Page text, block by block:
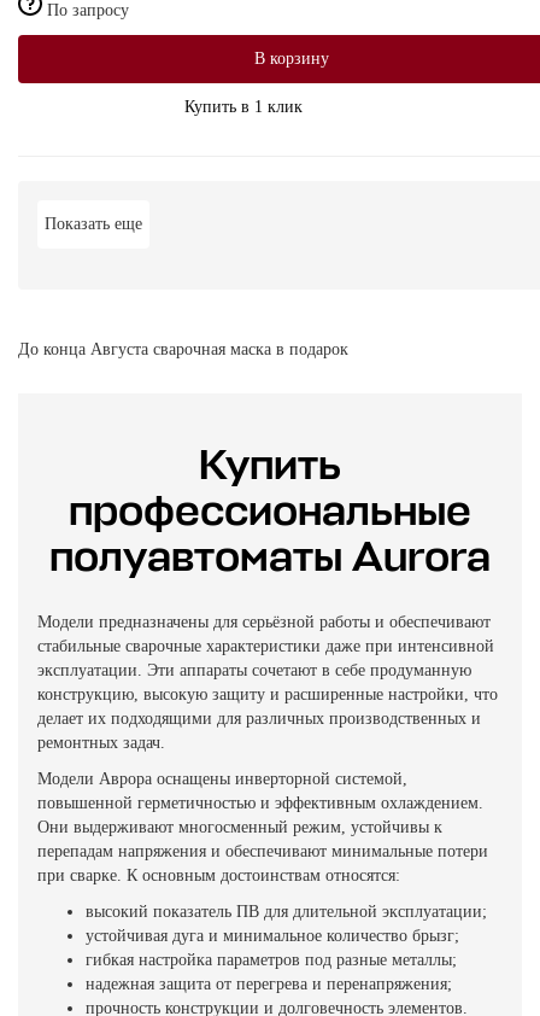
По запросу
В корзину
Купить в 1 клик
Показать еще
До конца Августа сварочная маска в подарок
Купить
профессиональные
полуавтоматы Aurora
Модели предназначены для серьёзной работы и обеспечивают
стабильные сварочные характеристики даже при интенсивной
эксплуатации. Эти аппараты сочетают в себе продуманную
конструкцию, высокую защиту и расширенные настройки, что
делает их подходящими для различных производственных и
ремонтных задач.
Модели Аврора оснащены инверторной системой,
повышенной герметичностью и эффективным охлаждением.
Они выдерживают многосменный режим, устойчивы к
перепадам напряжения и обеспечивают минимальные потери
при сварке. К основным достоинствам относятся:
высокий показатель ПВ для длительной эксплуатации;
устойчивая дуга и минимальное количество брызг;
гибкая настройка параметров под разные металлы;
надежная защита от перегрева и перенапряжения;
прочность конструкции и долговечность элементов.